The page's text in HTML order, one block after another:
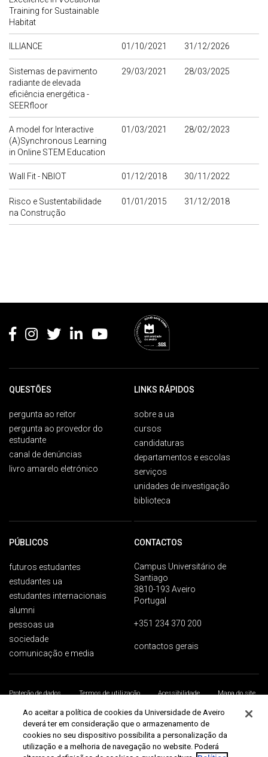
Training for Sustainable
Habitat
ILLIANCE 01/10/2021 31/12/2026
Sistemas de pavimento
radiante de elevada
eficiência energética -
SEERfloor
29/03/2021 28/03/2025
A model for Interactive
(A)Synchronous Learning
in Online STEM Education
01/03/2021 28/02/2023
Wall Fit - NBIOT 01/12/2018 30/11/2022
Risco e Sustentabilidade
na Construção
01/01/2015 31/12/2018
QUESTÕES
pergunta ao reitor
pergunta ao provedor do
estudante
canal de denúncias
livro amarelo eletrónico
LINKS RÁPIDOS
sobre a ua
cursos
candidaturas
departamentos e escolas
serviços
unidades de investigação
biblioteca
PÚBLICOS
futuros estudantes
estudantes ua
estudantes internacionais
alumni
pessoas ua
sociedade
comunicação e media
CONTACTOS
Campus Universitário de
Santiago
3810-193 Aveiro
Portugal
+351 234 370 200
contactos gerais
Proteção de dados Termos de utilização Acessibilidade
Mapa do site
Universidade de Aveiro 2026
Ao aceitar a política de cookies da Universidade de Aveiro
deverá ter em consideração que o armazenamento de
cookies no seu dispositivo possibilita a personalização da
utilização e a melhoria de navegação no website. Poderá